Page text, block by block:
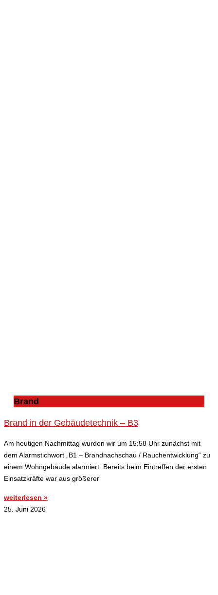
Brand
Brand in der Gebäudetechnik – B3
Am heutigen Nachmittag wurden wir um 15:58 Uhr zunächst mit
dem Alarmstichwort „B1 – Brandnachschau / Rauchentwicklung“ zu
einem Wohngebäude alarmiert. Bereits beim Eintreffen der ersten
Einsatzkräfte war aus größerer
weiterlesen »
25. Juni 2026